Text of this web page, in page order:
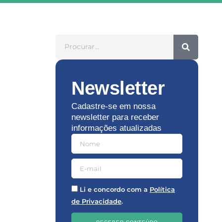
Newsletter
Cadastre-se em nossa
newsletter para receber
informações atualizadas
Li e concordo com a Política
de Privacidade.